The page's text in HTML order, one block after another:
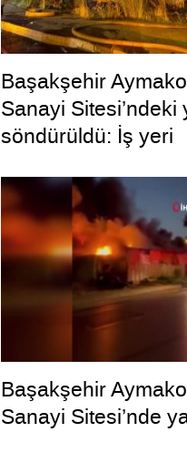
Başakşehir
Sanayi Sitesi’ndeki
söndürüldü: İş yeri
Başakşehir
Sanayi Sitesi’nde